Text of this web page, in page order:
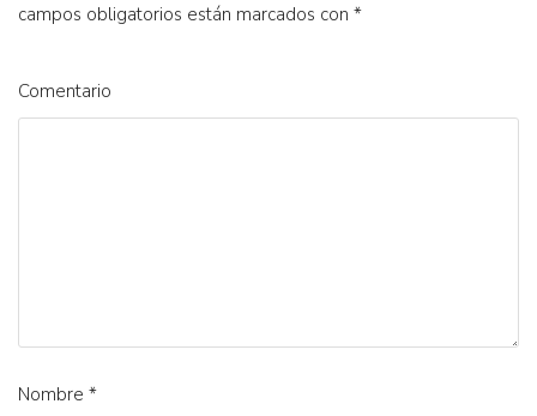
campos obligatorios están marcados con *
Comentario
Nombre *